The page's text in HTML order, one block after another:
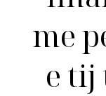
me
e tij